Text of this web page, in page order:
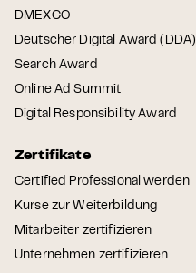
DMEXCO
Deutscher Digital Award (DDA)
Search Award
Online Ad Summit
Digital Responsibility Award
Zertifikate
Certified Professional werden
Kurse zur Weiterbildung
Mitarbeiter zertifizieren
Unternehmen zertifizieren